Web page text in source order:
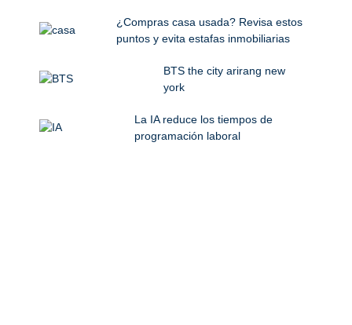
¿Compras casa usada? Revisa estos
puntos y evita estafas inmobiliarias
BTS the city arirang new
york
La IA reduce los tiempos de
programación laboral